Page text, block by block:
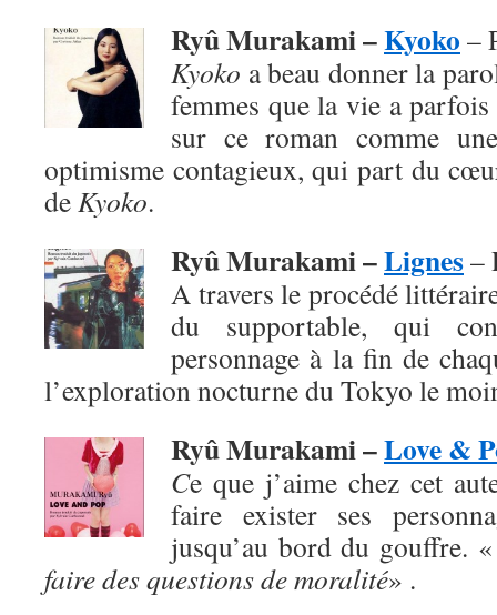
Ryû Murakami –Kyoko –
Kyoko a beau donner la
femmes que la vie a
sur ce roman comme
optimisme contagieux, qui part du
deKyoko.
Ryû Murakami –Lignes–
A travers le procédé
du supportable, qui
personnage à la fin de
l’exploration nocturne du Tokyo le
Ryû Murakami –Love &
Ce que j’aime chez cet
faire exister ses
jusqu’au bord du gouffre.
faire des questions de moralité» .